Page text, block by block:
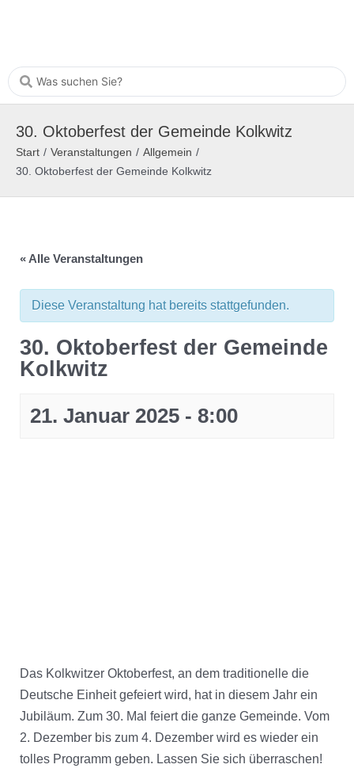
30. Oktoberfest der Gemeinde Kolkwitz
Start / Veranstaltungen / Allgemein /
30. Oktoberfest der Gemeinde Kolkwitz
« Alle Veranstaltungen
Diese Veranstaltung hat bereits stattgefunden.
30. Oktoberfest der Gemeinde
Kolkwitz
21. Januar 2025 - 8:00
Das Kolkwitzer Oktoberfest, an dem traditionelle die
Deutsche Einheit gefeiert wird, hat in diesem Jahr ein
Jubiläum. Zum 30. Mal feiert die ganze Gemeinde. Vom
2. Dezember bis zum 4. Dezember wird es wieder ein
tolles Programm geben. Lassen Sie sich überraschen!